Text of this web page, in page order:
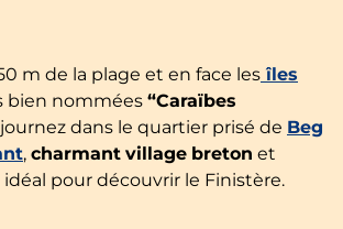
m de la plage et en face les îles
bien nommées “Caraïbes
dans le quartier prisé de Beg
, charmant village breton et
pour découvrir le Finistère.